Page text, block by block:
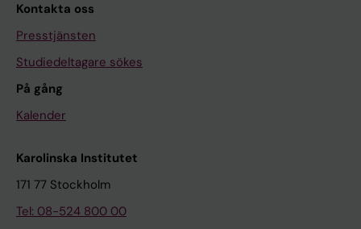
Kontakta oss
Presstjänsten
Studiedeltagare sökes
På gång
Kalender
Karolinska Institutet
171 77 Stockholm
Tel: 08-524 800 00